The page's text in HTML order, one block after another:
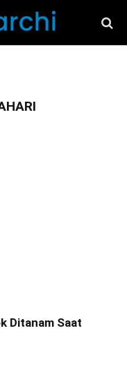
Ditanam Saat